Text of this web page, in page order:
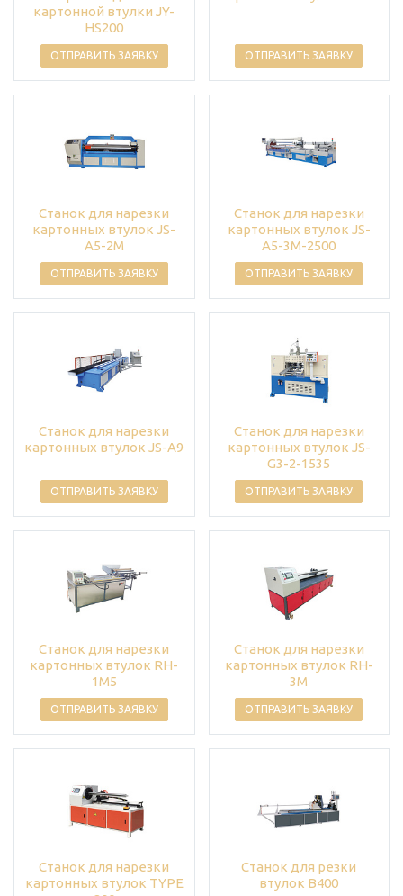
картонной втулки JY-
HS200
ОТПРАВИТЬ ЗАЯВКУ ОТПРАВИТЬ ЗАЯВКУ
Станок для нарезки
картонных втулок JS-
A5-2M
ОТПРАВИТЬ ЗАЯВКУ
Станок для нарезки
картонных втулок JS-
A5-3M-2500
ОТПРАВИТЬ ЗАЯВКУ
Станок для нарезки
картонных втулок JS-A9
ОТПРАВИТЬ ЗАЯВКУ
Станок для нарезки
картонных втулок JS-
G3-2-1535
ОТПРАВИТЬ ЗАЯВКУ
Станок для нарезки
картонных втулок RH-
1M5
ОТПРАВИТЬ ЗАЯВКУ
Станок для нарезки
картонных втулок RH-
3M
ОТПРАВИТЬ ЗАЯВКУ
Станок для нарезки
картонных втулок TYPE
Станок для резки
втулок B400